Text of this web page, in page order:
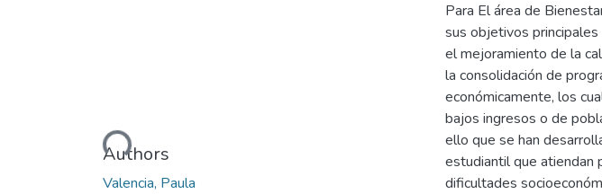
Cargando...Authors
Valencia, Paula
Para El área de
sus objetivos
el mejoramiento de la
la consolidación de
económicamente, los
bajos ingresos o de
ello que se han
estudiantil que atiendan
dificultades